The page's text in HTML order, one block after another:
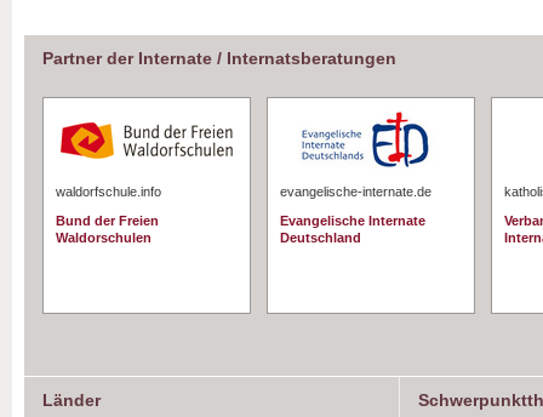
Partner der Internate / Internatsberatungen
waldorfschule.info
Bund der Freien
Waldorschulen
evangelische-internate.de
Evangelische Internate
Deutschland
Länder